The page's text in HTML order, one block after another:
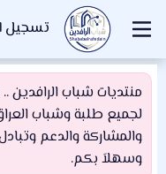
منتديات شباب
لجميع طلبة وشباب
والمشاركة والدعم
وسهلاَ بكم.